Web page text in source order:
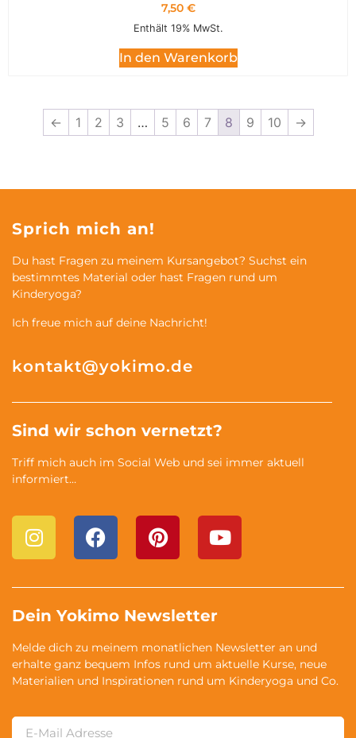
7,50 €
Enthält 19% MwSt.
In den Warenkorb
← 1 2 3 … 5 6 7 8 9 10 →
Sprich mich an!
Du hast Fragen zu meinem Kursangebot? Suchst ein
bestimmtes Material oder hast Fragen rund um
Kinderyoga?
Ich freue mich auf deine Nachricht!
kontakt@yokimo.de
Sind wir schon vernetzt?
Triff mich auch im Social Web und sei immer aktuell
informiert…
Dein Yokimo Newsletter
Melde dich zu meinem monatlichen Newsletter an und
erhalte ganz bequem Infos rund um aktuelle Kurse, neue
Materialien und Inspirationen rund um Kinderyoga und Co.